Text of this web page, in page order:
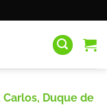
Carlos, Duque de